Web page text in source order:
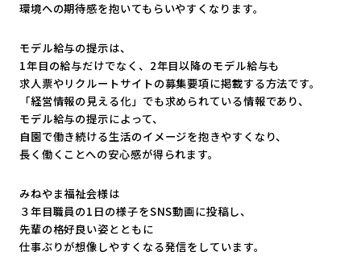
環境への期待感を抱いてもらいやすくなります。
モデル給与の提示は、
1年目の給与だけでなく、2年目以降のモデル給与も
求人票やリクルートサイトの募集要項に掲載する方法です。
「経営情報の見える化」でも求められている情報であり、
モデル給与の提示によって、
自園で働き続ける生活のイメージを抱きやすくなり、
長く働くことへの安心感が得られます。
みねやま福祉会様は
３年目職員の1日の様子をSNS動画に投稿し、
先輩の格好良い姿とともに
仕事ぶりが想像しやすくなる発信をしています。